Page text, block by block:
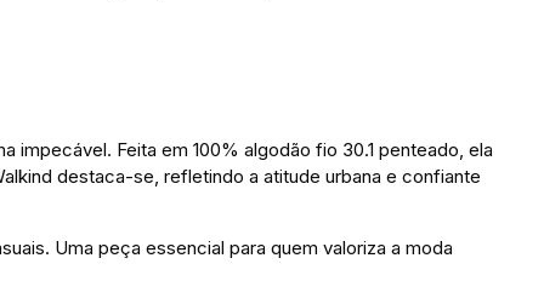
Feita em 100% algodão fio 30.1 penteado, ela
destaca-se, refletindo a atitude urbana e confiante
Uma peça essencial para quem valoriza a moda